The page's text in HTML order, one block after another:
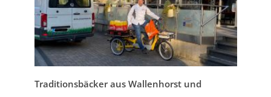
Traditionsbäcker aus Wallenhorst und